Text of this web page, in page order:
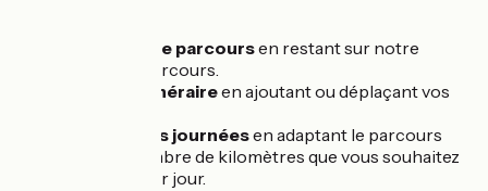
Tracez votre parcoursen restant sur notre
réseau de parcours.
Ajustez l'itinéraireen ajoutant ou déplaçant vos
Planifiez vos journéesen adaptant le parcours
selon le nombre de kilomètres que vous souhaitez
parcourir par jour.